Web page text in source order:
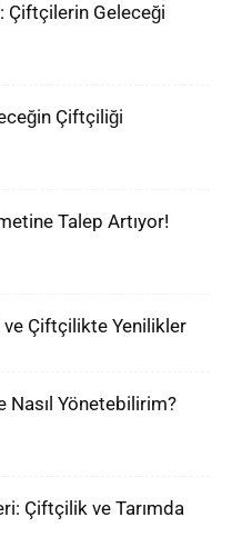
Çiftçilerin Geleceği
Çiftçiliği
Talep Artıyor!
Çiftçilikte Yenilikler
Nasıl Yönetebilirim?
Çiftçilik ve Tarımda